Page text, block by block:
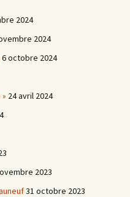
2024
2024
6 octobre 2024
24 avril 2024
2023
31 octobre 2023